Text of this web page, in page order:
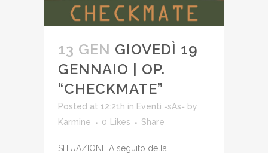
13 GEN GIOVEDÌ 19
GENNAIO | OP.
“CHECKMATE”
Posted at 12:21h in Eventi =sAs= by
Karmine
0 Likes Share
SITUAZIONE A seguito della